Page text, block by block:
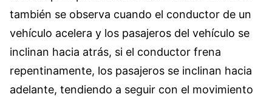
también se observa cuando el conductor de un
vehículo acelera y los pasajeros del vehículo se
inclinan hacia atrás, si el conductor frena
repentinamente, los pasajeros se inclinan hacia
adelante, tendiendo a seguir con el movimiento